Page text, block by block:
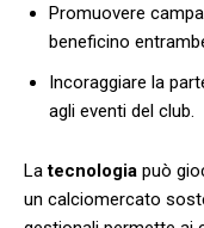
Promuovere
beneficino
Incoraggiare la
agli eventi del club.
Latecnologia ‌può
un‌ calciomercato